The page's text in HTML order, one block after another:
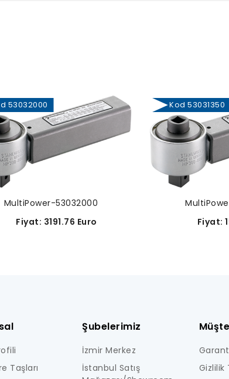
53032000
MultiPower-53032000
Fiyat: 3191.76 Euro
Kod 53031350
Fiyat:
Taşları
Şubelerimiz
İzmir Merkez
İstanbul Satış